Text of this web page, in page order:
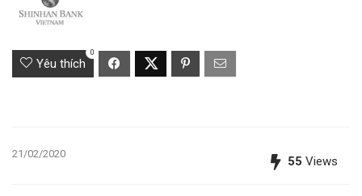
Yêu thích
0
21/02/2020
55 Views